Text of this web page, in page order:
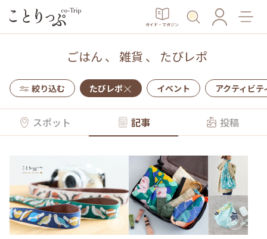
ガイド・マガジン
ごはん 、 雑貨 、 たびレポ
絞り込む たびレポ イベント アクティビテ
スポット 記事 投稿